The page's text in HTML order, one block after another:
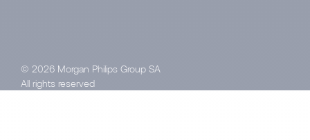
© 2026 Morgan Philips Group SA
All rights reserved